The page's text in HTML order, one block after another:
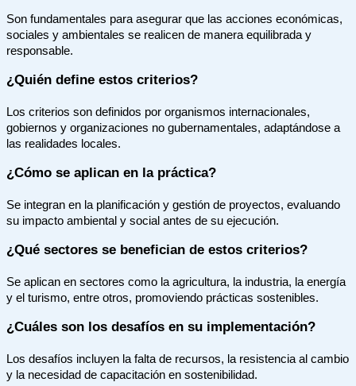
Son fundamentales para asegurar que las acciones económicas,
sociales y ambientales se realicen de manera equilibrada y
responsable.
¿Quién define estos criterios?
Los criterios son definidos por organismos internacionales,
gobiernos y organizaciones no gubernamentales, adaptándose a
las realidades locales.
¿Cómo se aplican en la práctica?
Se integran en la planificación y gestión de proyectos, evaluando
su impacto ambiental y social antes de su ejecución.
¿Qué sectores se benefician de estos criterios?
Se aplican en sectores como la agricultura, la industria, la energía
y el turismo, entre otros, promoviendo prácticas sostenibles.
¿Cuáles son los desafíos en su implementación?
Los desafíos incluyen la falta de recursos, la resistencia al cambio
y la necesidad de capacitación en sostenibilidad.